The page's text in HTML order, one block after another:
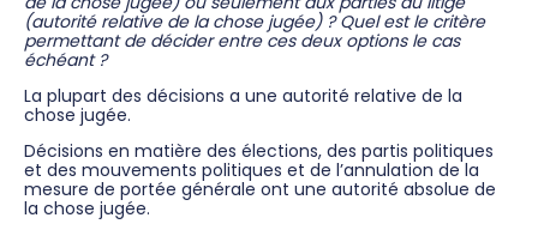
(autorité relative de la chose jugée) ? Quel est le critère
permettant de décider entre ces deux options le cas
échéant ?
La plupart des décisions a une autorité relative de la
chose jugée.
Décisions en matière des élections, des partis politiques
et des mouvements politiques et de l’annulation de la
mesure de portée générale ont une autorité absolue de
la chose jugée.